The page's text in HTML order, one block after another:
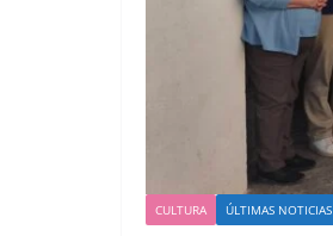
CULTURA ÚLTIMAS NOTICIAS